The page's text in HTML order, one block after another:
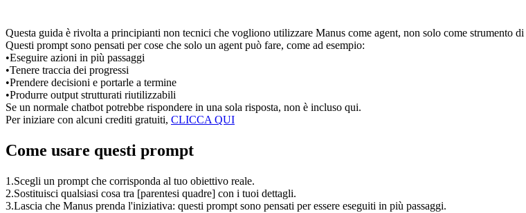
Questa guida è rivolta a principianti non tecnici che vogliono utilizzare Manus come agent, non solo come strumento di
Questi prompt sono pensati per cose che solo un agent può fare, come ad esempio:
•Eseguire azioni in più passaggi
•Tenere traccia dei progressi
•Prendere decisioni e portarle a termine
•Produrre output strutturati riutilizzabili
Se un normale chatbot potrebbe rispondere in una sola risposta, non è incluso qui.
Per iniziare con alcuni crediti gratuiti, CLICCA QUI
Come usare questi prompt
1 .Scegli un prompt che corrisponda al tuo obiettivo reale.
2.Sostituisci qualsiasi cosa tra [parentesi quadre] con i tuoi dettagli.
3.Lascia che Manus prenda l'iniziativa: questi prompt sono pensati per essere eseguiti in più passaggi.